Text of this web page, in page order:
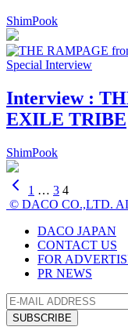
ShimPook
Special Interview
Interview :
EXILE TRIBE
ShimPook
1 … 3 4
© DACO CO.,LTD.
DACO JAPAN
CONTACT US
FOR
PR NEWS